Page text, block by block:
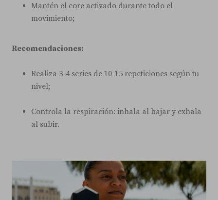
Mantén el core activado durante todo el
movimiento;
Recomendaciones:
Realiza 3-4 series de 10-15 repeticiones según tu
nivel;
Controla la respiración: inhala al bajar y exhala
al subir.